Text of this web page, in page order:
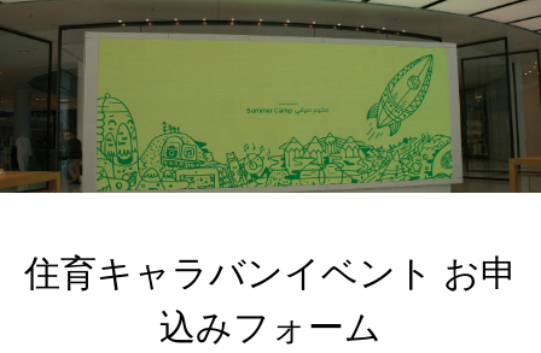
住育キャラバンイベント お申
込みフォーム